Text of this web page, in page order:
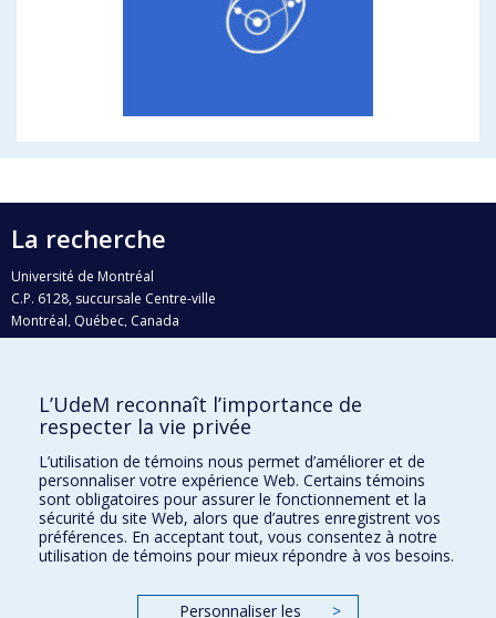
La recherche
Université de Montréal
C.P. 6128, succursale Centre-ville
Montréal, Québec, Canada
H3C 3J7
Qui fait quoi?
Nous trouver
Plan du site
Accessibilité
L’UdeM reconnaît l’importance de
respecter la vie privée
L’utilisation de témoins nous permet d’améliorer et de
personnaliser votre expérience Web. Certains témoins
sont obligatoires pour assurer le fonctionnement et la
sécurité du site Web, alors que d’autres enregistrent vos
préférences. En acceptant tout, vous consentez à notre
utilisation de témoins pour mieux répondre à vos besoins.
Personnaliser les >